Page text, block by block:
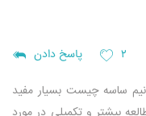
۲ پاسخ دادن
ساسه چیست بسیار مفید